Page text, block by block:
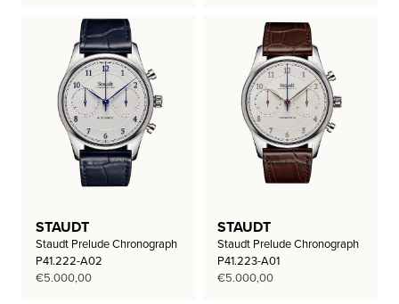
STAUDT
Staudt Prelude Chronograph
P41.222-A02
€5.000,00
STAUDT
Staudt Prelude Chronograph
P41.223-A01
€5.000,00